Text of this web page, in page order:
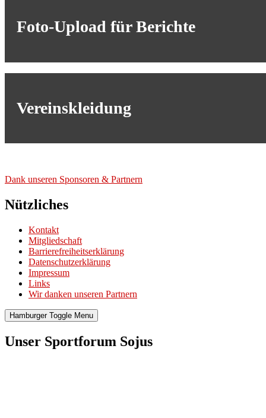
Foto-Upload für Berichte
Vereinskleidung
Dank unse­ren Spon­so­ren & Part­nern
Nützliches
Kontakt
Mitgliedschaft
Barrierefreiheitserklärung
Datenschutzerklärung
Impressum
Links
Wir danken unseren Partnern
Hamburger Toggle Menu
Unser Sportforum Sojus